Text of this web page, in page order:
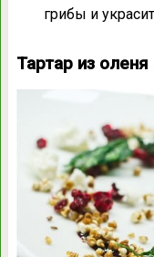
грибы и
Тартар из